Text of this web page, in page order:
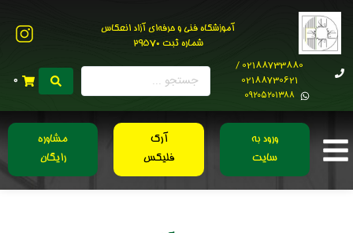
آموزشگاه فنی و حرفه‌ای آزاد انعکاس
شماره ثبت 29570
02188733880 /
02188730621
0۹۲۰۵۲۰۱۳۸۸
0
ورود به
سایت
آرک
فلیکس
مشاوره
رایگان